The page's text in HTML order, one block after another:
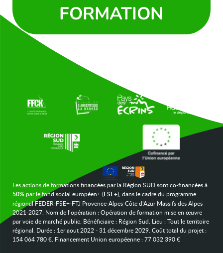
FORMATION
Les actions de formations financées par la Région SUD sont co-financées à
50%par le fond social européen+ (FSE+), dans le cadre du programme
régional FEDER-FSE+-FTJ Provence-Alpes-Côte d’Azur Massifs des Alpes
2021-2027. Nom de l’opération : Opération de formation mise en œuvre
par voie de marché public. Bénéficiaire : Région Sud. Lieu : Tout le territoire
régional. Durée : 1er aout 2022 - 31 décembre 2029. Coût total du projet :
154 064 780 €. Financement Union européenne : 77 032 390 €